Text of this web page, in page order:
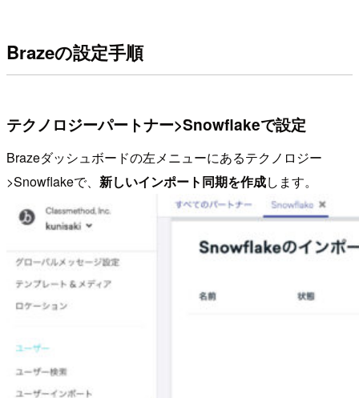
Brazeの設定手順
テクノロジーパートナー>Snowflakeで設定
Brazeダッシュボードの左メニューにあるテクノロジー
>Snowflakeで、 新しいインポート同期を作成します。